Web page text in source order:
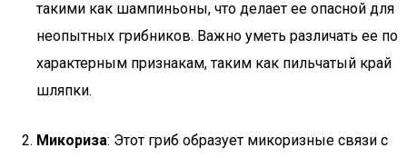
такими как шампиньоны, что делает ее опасной для
неопытных грибников. Важно уметь различать ее по
характерным признакам, таким как пильчатый край
шляпки.
Микориза: Этот гриб образует микоризные связи с